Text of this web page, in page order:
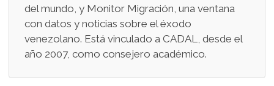
del mundo, y Monitor Migración, una ventana
con datos y noticias sobre el éxodo
venezolano. Está vinculado a CADAL, desde el
año 2007, como consejero académico.